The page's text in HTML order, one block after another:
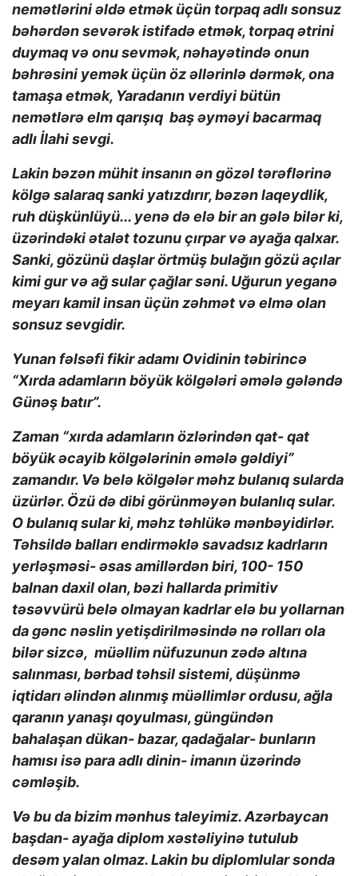
nemətlərini əldə etmək üçün torpaq adlı sonsuz
bəhərdən sevərək istifadə etmək, torpaq ətrini
duymaq və onu sevmək, nəhayətində onun
bəhrəsini yemək üçün öz əllərinlə dərmək, ona
tamaşa etmək, Yaradanın verdiyi bütün
nemətlərə elm qarışıq baş əyməyi bacarmaq
adlı İlahi sevgi.
Lakin bəzən mühit insanın ən gözəl tərəflərinə
kölgə salaraq sanki yatızdırır, bəzən laqeydlik,
ruh düşkünlüyü... yenə də elə bir an gələ bilər ki,
üzərindəki ətalət tozunu çırpar və ayağa qalxar.
Sanki, gözünü daşlar örtmüş bulağın gözü açılar
kimi gur və ağ sular çağlar səni. Uğurun yeganə
meyarı kamil insan üçün zəhmət və elmə olan
sonsuz sevgidir.
Yunan fəlsəfi fikir adamı Ovidinin təbirincə
“Xırda adamların böyük kölgələri əmələ gələndə
Günəş batır”.
Zaman “xırda adamların özlərindən qat- qat
böyük əcayib kölgələrinin əmələ gəldiyi”
zamandır. Və belə kölgələr məhz bulanıq sularda
üzürlər. Özü də dibi görünməyən bulanlıq sular.
O bulanıq sular ki, məhz təhlükə mənbəyidirlər.
Təhsildə balları endirməklə savadsız kadrların
yerləşməsi- əsas amillərdən biri, 100- 150
balnan daxil olan, bəzi hallarda primitiv
təsəvvürü belə olmayan kadrlar elə bu yollarnan
da gənc nəslin yetişdirilməsində nə rolları ola
bilər sizcə, müəllim nüfuzunun zədə altına
salınması, bərbad təhsil sistemi, düşünmə
iqtidarı əlindən alınmış müəllimlər ordusu, ağla
qaranın yanaşı qoyulması, güngündən
bahalaşan dükan- bazar, qadağalar- bunların
hamısı isə para adlı dinin- imanın üzərində
cəmləşib.
Və bu da bizim mənhus taleyimiz. Azərbaycan
başdan- ayağa diplom xəstəliyinə tutulub
desəm yalan olmaz. Lakin bu diplomlular sonda